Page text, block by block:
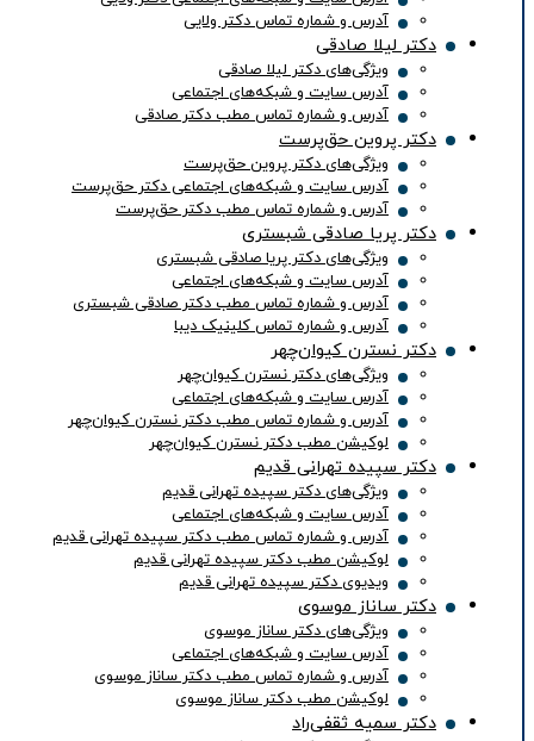
آدرس و شماره تماس دکتر ولایی
دکتر لیلا صادقی
ویژگی‌های دکتر لیلا صادقی
آدرس سایت و شبکه‌های اجتماعی
آدرس و شماره تماس مطب دکتر صادقی
دکتر پروین حق‌پرست
ویژگی‌های دکتر پروین حق‌پرست
آدرس سایت و شبکه‌های اجتماعی دکتر حق‌پرست
آدرس و شماره تماس مطب دکتر حق‌پرست
دکتر پریا صادقی شبستری
ویژگی‌های دکتر پریا صادقی شبستری
آدرس سایت و شبکه‌های اجتماعی
آدرس و شماره تماس مطب دکتر صادقی شبستری
آدرس و شماره تماس کلینیک دیبا
دکتر نسترن کیوان‌چهر
ویژگی‌های دکتر نسترن کیوان‌چهر
آدرس سایت و شبکه‌های اجتماعی
آدرس و شماره تماس مطب دکتر نسترن کیوان‌چهر
لوکیشن مطب دکتر نسترن کیوان‌چهر
دکتر سپیده تهرانی قدیم
ویژگی‌های دکتر سپیده تهرانی قدیم
آدرس سایت و شبکه‌های اجتماعی
آدرس و شماره تماس مطب دکتر سپیده تهرانی قدیم
لوکیشن مطب دکتر سپیده تهرانی قدیم
ویدیوی دکتر سپیده تهرانی قدیم
دکتر ساناز موسوی
ویژگی‌های دکتر ساناز موسوی
آدرس سایت و شبکه‌های اجتماعی
آدرس و شماره تماس مطب دکتر ساناز موسوی
لوکیشن مطب دکتر ساناز موسوی
دکتر سمیه ثقفی‌راد